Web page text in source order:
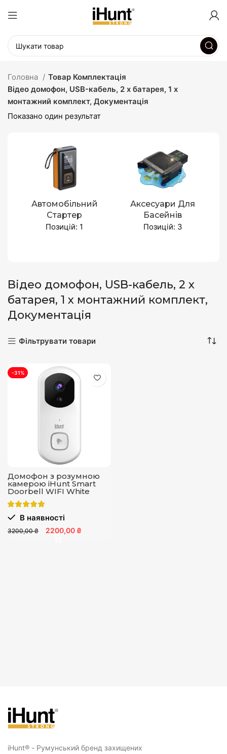
Головна
Товар Комплектація
Відео домофон, USB-кабель, 2 х батарея, 1 х
монтажний комплект, Документація
Показано один результат
Автомобільний
Стартер
Позицій: 1
Аксесуари Для
Басейнів
Позицій: 3
Відео домофон, USB-кабель, 2 х
батарея, 1 х монтажний комплект,
Документація
Фільтрувати товари
-31%
Домофон з розумною
камерою iHunt Smart
Doorbell WIFI White
В наявності
3200,00 ₴ 2200,00 ₴
iHunt® - Румунський бренд захищених